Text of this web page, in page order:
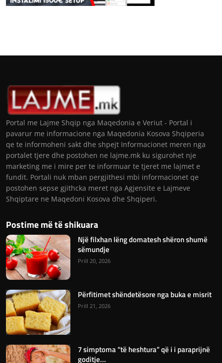
Portal me Lajme Shqip nga Maqedonia e Veriut - Portal i
pavarur me informacione nga Maqedonia Kosova Shqiperia
qe te informoheni sakt dhe shpejt Informacionet meren nga
portalet tjere dhe postohen ne lajme.mk ku sigurohet nje
marketing me i mire per te informuar te tjeret me lajmet e
fundit. Portali nuk mban pergjithesi mbi informacionet qe
postohen sepse gjithcka meret nga Agjensite e Lajmeve
Shqiptare ne Maqedoni Kosova dhe Shqiperi.
Postime më të shikuara
Një filxhan lëng domatesh shëron shumë
sëmundje
Prill 20, 2026
Përfitimet shëndetësore nga buka e misrit
Prill 21, 2026
7 simptoma “të heshtura” që i i paraprijnë
goditje...